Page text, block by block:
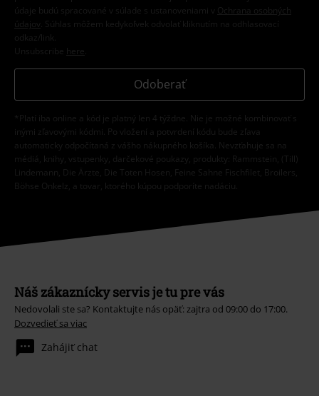
údaje budú spracované v súlade s ustanoveniami v
Ochrana osobných
údajov
. Súhlas môžem kedykoľvek odvolať kliknutím na odhlasovací
odkaz/link.
Unsubscribe here
Odoberať
*Platí iba online a kód je platný len 4 týždne. Nie je možné kombinovať s
inými zľavovými kódmi. Po vložení a potvrdení kódu bude zľava
automaticky odpočítaná z vášho nákupného košíka. Nevzťahuje sa na
médiá, knihy, vstupenky, darčekové poukazy, produkty: Rammstein, (Till)
Lindemann, Die Ärzte, Die Toten Hosen, Feine Sahne Fischfilet, Broilers,
Böhse Onkelz, a tovar, ktorého kúpou podporíte nadáciu.
Náš zákaznícky servis je tu pre vás
Nedovolali ste sa? Kontaktujte nás opäť: zajtra od 09:00 do 17:00.
Dozvedieť sa viac
Zahájiť chat